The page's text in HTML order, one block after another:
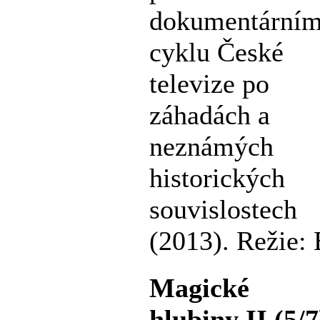
cyklu České
televize po
záhadách a
neznámých
historických
souvislostech
(2013). Režie:
Magické